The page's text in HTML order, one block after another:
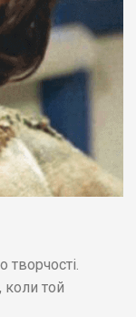
коли той